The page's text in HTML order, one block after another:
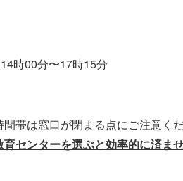
時00分〜17時15分
帯は窓口が閉まる点にご注意くだ
センターを選ぶと効率的に済ませ